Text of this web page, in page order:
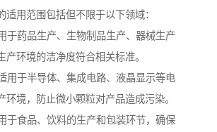
适用范围包括但不限于以下领域：
于药品生产、生物制品生产、器械生产
产环境的洁净度符合相关标准。
用于半导体、集成电路、液晶显示等电
环境，防止微小颗粒对产品造成污染。
于食品、饮料的生产和包装环节，确保